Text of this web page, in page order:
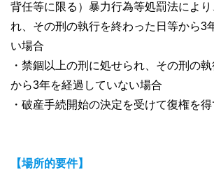
背任等に限る）暴力行為等処罰法によ
れ、その刑の執行を終わった日等から3
い場合
・禁錮以上の刑に処せられ、その刑の
から3年を経過していない場合
・破産手続開始の決定を受けて復権を
【場所的要件】